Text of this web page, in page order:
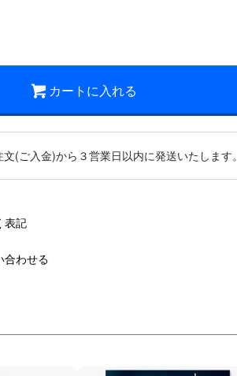
カートに入れる
文(ご入金)から３営業日以内に発送いたします。
表記
合わせる